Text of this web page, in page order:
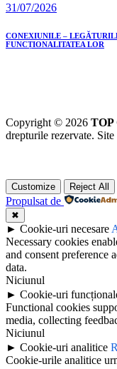
31/07/2026
CONEXIUNILE –
FUNCȚIONALITATEA LOR
Copyright © 2026 TOP
drepturile rezervate. Site
Customize Reject All
Propulsat de
✖
► Cookie-uri necesare
Necessary cookies
and consent preference
data.
Niciunul
► Cookie-uri
Functional cookies
media, collecting
Niciunul
► Cookie-uri analitice
Cookie-urile analitice